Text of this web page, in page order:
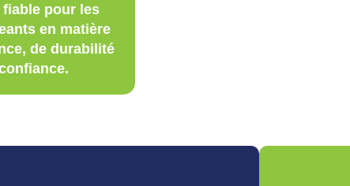
pour les
en matière
de durabilité